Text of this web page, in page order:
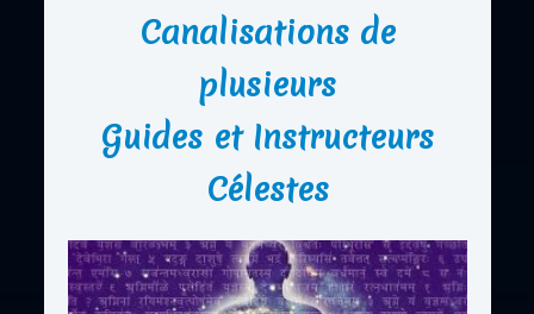
Canalisations de
plusieurs
Guides et Instructeurs
Célestes